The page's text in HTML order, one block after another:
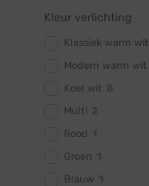
Kleur verlichting
Klassiek warm wit
Modern warm wit
Koel wit
Multi
Rood
Groen
Blauw